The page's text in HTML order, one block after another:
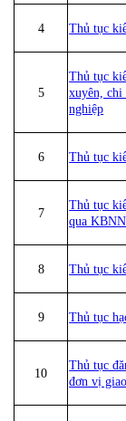
4 Thủ tục
5
Thủ tục
xuyên, chi
nghiệp
6 Thủ tục
7
Thủ tục
qua KBNN
8 Thủ tục
9 Thủ tục
10
Thủ tục
đơn vị